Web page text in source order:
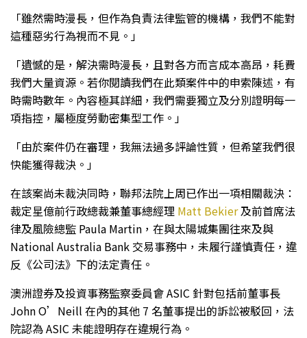
「雖然需時漫長，但作為負責法律監管的機構，我們不能對
這種惡劣行為視而不見。」
「遺憾的是，解決需時漫長，且對各方而言成本高昂，耗費
我們大量資源。若你閱讀我們在此類案件中的申索陳述，有
時需時數年。內容極其詳細，我們需要獨立及分別證明每一
項指控，屬極度勞動密集型工作。」
「由於案件仍在審理，我無法過多評論性質，但希望我們很
快能獲得裁決。」
在該案尚未裁決同時，聯邦法院上周已作出一項相關裁決：
裁定星億前行政總裁兼董事總經理 Matt Bekier及前首席法
律及風險總監 Paula Martin，在與太陽城集團往來及與
National Australia Bank 交易事務中，未履行謹慎責任，違
反《公司法》下的法定責任。
澳洲證券及投資事務監察委員會 ASIC 針對包括前董事長
John O’Neill 在內的其他 7 名董事提出的訴訟被駁回，法
院認為 ASIC 未能證明存在違規行為。